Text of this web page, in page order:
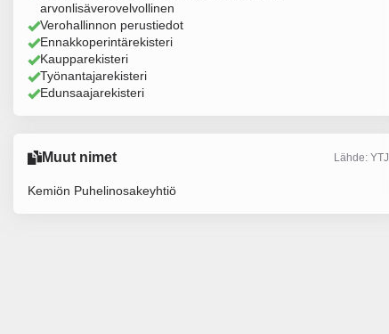
arvonlisäverovelvollinen
Verohallinnon perustiedot
Ennakkoperintärekisteri
Kaupparekisteri
Työnantajarekisteri
Edunsaajarekisteri
Muut nimet Lähde: YTJ
Kemiön Puhelinosakeyhtiö